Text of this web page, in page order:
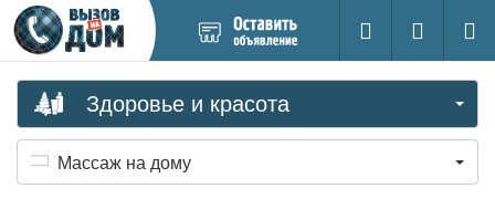
новое
Поиск
Вход на
Здоровье и красота
Массаж на дому